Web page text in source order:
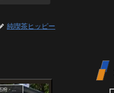
純喫茶ヒッピー
◆建造物【札幌・石狩・江別】